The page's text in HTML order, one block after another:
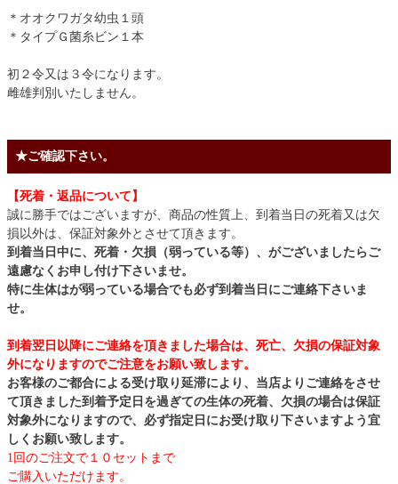
＊オオクワガタ幼虫１頭
＊タイプＧ菌糸ビン１本
初２令又は３令になります。
雌雄判別いたしません。
★ご確認下さい。
【死着・返品について】
誠に勝手ではございますが、商品の性質上、到着当日の死着又は欠
損以外は、保証対象外とさせて頂きます。
到着当日中に、死着・欠損（弱っている等）、がございましたらご
遠慮なくお申し付け下さいませ。
特に生体はが弱っている場合でも必ず到着当日にご連絡下さいま
せ。
到着翌日以降にご連絡を頂きました場合は、死亡、欠損の保証対象
外になりますのでご注意をお願い致します。
お客様のご都合による受け取り延滞により、当店よりご連絡をさせ
て頂きました到着予定日を過ぎての生体の死着、欠損の場合は保証
対象外になりますので、必ず指定日にお受け取り下さいますよう宜
しくお願い致します。
1回のご注文で１０セットまで
ご購入いただけます。